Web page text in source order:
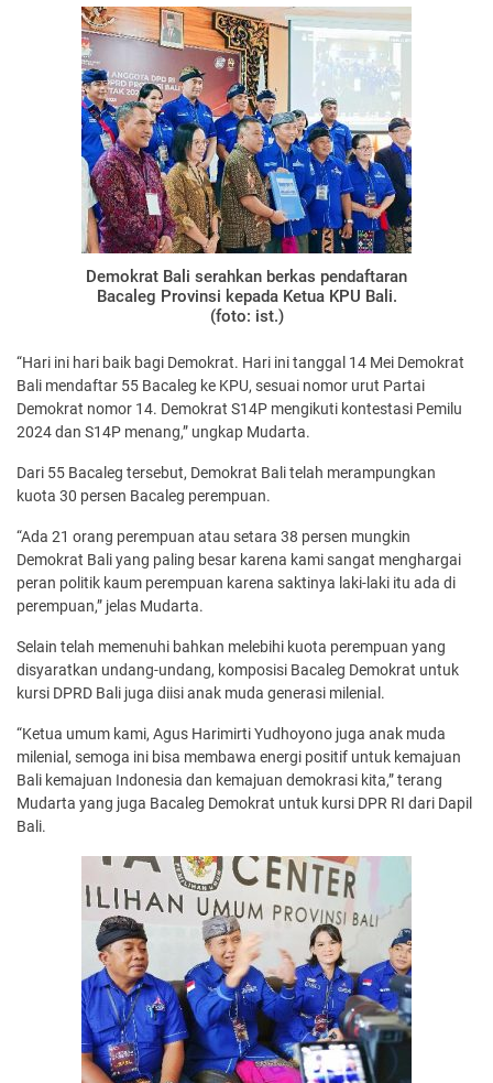
Demokrat Bali serahkan berkas pendaftaran
Bacaleg Provinsi kepada Ketua KPU Bali.
(foto: ist.)
“Hari ini hari baik bagi Demokrat. Hari ini tanggal 14 Mei Demokrat
Bali mendaftar 55 Bacaleg ke KPU, sesuai nomor urut Partai
Demokrat nomor 14. Demokrat S14P mengikuti kontestasi Pemilu
2024 dan S14P menang,” ungkap Mudarta.
Dari 55 Bacaleg tersebut, Demokrat Bali telah merampungkan
kuota 30 persen Bacaleg perempuan.
“Ada 21 orang perempuan atau setara 38 persen mungkin
Demokrat Bali yang paling besar karena kami sangat menghargai
peran politik kaum perempuan karena saktinya laki-laki itu ada di
perempuan,” jelas Mudarta.
Selain telah memenuhi bahkan melebihi kuota perempuan yang
disyaratkan undang-undang, komposisi Bacaleg Demokrat untuk
kursi DPRD Bali juga diisi anak muda generasi milenial.
“Ketua umum kami, Agus Harimirti Yudhoyono juga anak muda
milenial, semoga ini bisa membawa energi positif untuk kemajuan
Bali kemajuan Indonesia dan kemajuan demokrasi kita,” terang
Mudarta yang juga Bacaleg Demokrat untuk kursi DPR RI dari Dapil
Bali.